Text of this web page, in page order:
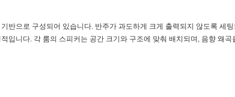
반으로 구성되어 있습니다. 반주가 과도하게 크게 출력되지 않도록 세
입니다. 각 룸의 스피커는 공간 크기와 구조에 맞춰 배치되며, 음향 왜